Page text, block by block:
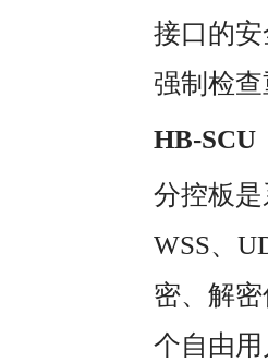
接口的安
强制检
HB-SCU
分控板
WSS、
密、解
个自由